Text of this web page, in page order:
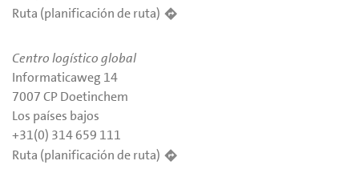
Ruta (planificación de ruta)
Centro logístico global
Informaticaweg 14
7007 CP Doetinchem
Los países bajos
+31(0) 314 659 111
Ruta (planificación de ruta)